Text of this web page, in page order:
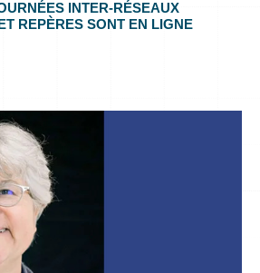
INTER-RÉSEAUX
REPÈRES SONT EN LIGNE